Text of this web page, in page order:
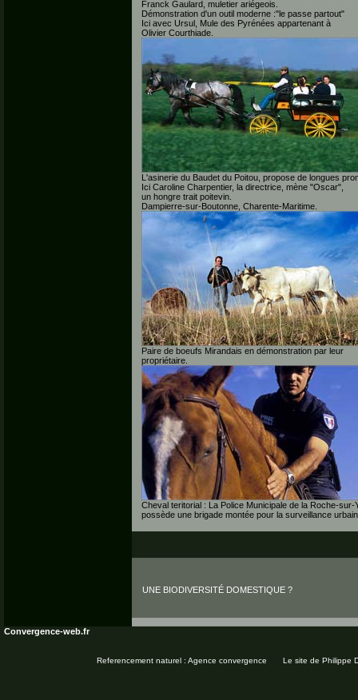
Franck Gaulard, muletier ariégeois.
Démonstration d'un outil moderne :"le passe partout"
Ici avec Ursul, Mule des Pyrénées appartenant à
Olivier Courthiade.
L'asinerie du Baudet du Poitou, propose de longues
Ici Caroline Charpentier, la directrice, mène "Oscar",
un hongre trait poitevin.
Dampierre-sur-Boutonne, Charente-Maritime.
Paire de boeufs Mirandais en démonstration par leur
propriétaire.
Cheval teritorial : La Police Municipale de la Roche-sur-
possède une brigade montée pour la surveillance
UNE BIODIVERSITÉ DOMESTIQUE ?
Convergence-web.fr
Le site de Philippe
Referencement naturel : Agence convergence